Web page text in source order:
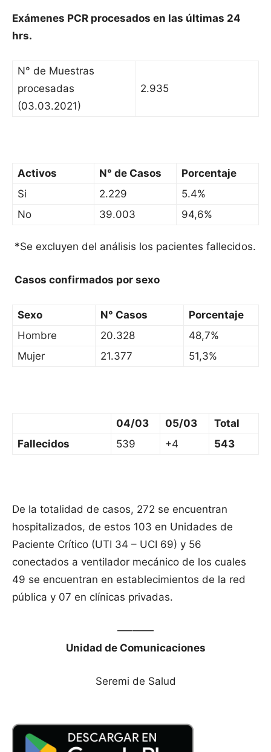
Exámenes PCR procesados en las últimas 24
hrs.
N° de Muestras
procesadas
(03.03.2021)
2.935
Activos N° de Casos
Porcentaje
Si
2.229
5.4%
No
39.003 94,6%
*Se excluyen del análisis los pacientes fallecidos.
Casos confirmados por sexo
Sexo N° Casos
Porcentaje
Hombre
20.328
48,7%
Mujer
21.377 51,3%
04/03 05/03
Total
Fallecidos
539 +4 543
De la totalidad de casos, 272 se encuentran
hospitalizados, de estos 103 en Unidades de
Paciente Crítico (UTI 34 – UCI 69) y 56
conectados a ventilador mecánico de los cuales
49 se encuentran en establecimientos de la red
pública y 07 en clínicas privadas.
—–——
Unidad de Comunicaciones
Seremi de Salud